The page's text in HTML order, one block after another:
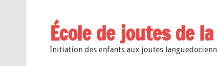
École de joutes de
Initiation des enfants aux joutes